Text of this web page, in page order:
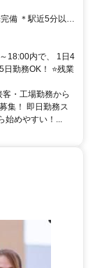
業なし
18:00内で、 1日4
勤務OK！ ⭐️残業
・工場勤務から
集！ 即日勤務ス
めやすい！...